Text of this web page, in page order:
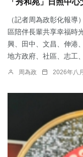
「秀和苑」日照中
（記者周為政彰化報
區陪伴長輩共享幸福時
興、田中、文昌、伸港
地方政府、社區、志工
周為政 2026年八